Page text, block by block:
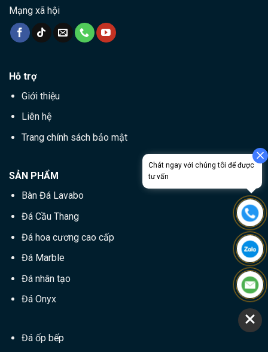
Mạng xã hội
Hỗ trợ
Giới thiệu
Liên hệ
Trang chính sách bảo mật
SẢN PHẨM
Bàn Đá Lavabo
Đá Cầu Thang
Đá hoa cương cao cấp
Đá Marble
Đá nhân tạo
Đá Onyx
Đá ốp bếp